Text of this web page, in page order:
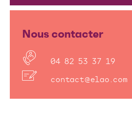
Nous contacter
04 82 53 37 19
contact@elao.com